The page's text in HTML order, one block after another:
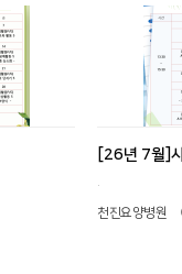
[26년 7월]
천진요양병원